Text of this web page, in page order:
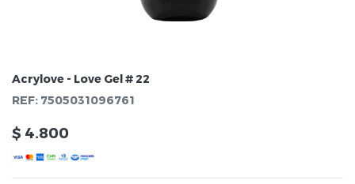
Acrylove - Love Gel # 22
REF: 7505031096761
$ 4.800